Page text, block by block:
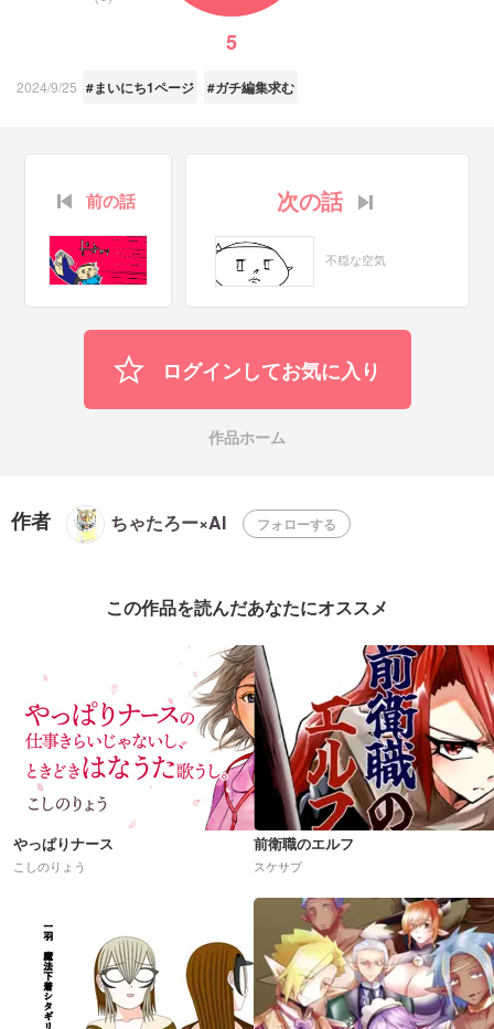
5
2024/9/25 #まいにち1ページ #ガチ編集求む
前の話 次の話
不穏な空気
ログインしてお気に入り
作品ホーム
作者 ちゃたろー×AI フォローする
この作品を読んだあなたにオススメ
やっぱりナース
こしのりょう
前衛職のエルフ
スケサブ